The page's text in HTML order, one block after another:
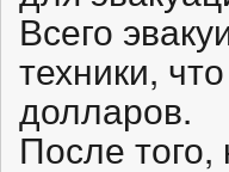
Всего
техники,
долларов.
После того,